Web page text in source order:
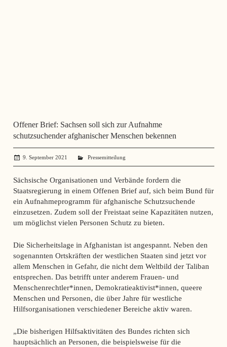
Offener Brief: Sachsen soll sich zur Aufnahme
schutzsuchender afghanischer Menschen bekennen
9. September 2021 administrator
Pressemitteilung
Sächsische Organisationen und Verbände fordern die
Staatsregierung in einem Offenen Brief auf, sich beim Bund für
ein Aufnahmeprogramm für afghanische Schutzsuchende
einzusetzen. Zudem soll der Freistaat seine Kapazitäten nutzen,
um möglichst vielen Personen Schutz zu bieten.
Die Sicherheitslage in Afghanistan ist angespannt. Neben den
sogenannten Ortskräften der westlichen Staaten sind jetzt vor
allem Menschen in Gefahr, die nicht dem Weltbild der Taliban
entsprechen. Das betrifft unter anderem Frauen- und
Menschenrechtler*innen, Demokratieaktivist*innen, queere
Menschen und Personen, die über Jahre für westliche
Hilfsorganisationen verschiedener Bereiche aktiv waren.
„Die bisherigen Hilfsaktivitäten des Bundes richten sich
hauptsächlich an Personen, die beispielsweise für die